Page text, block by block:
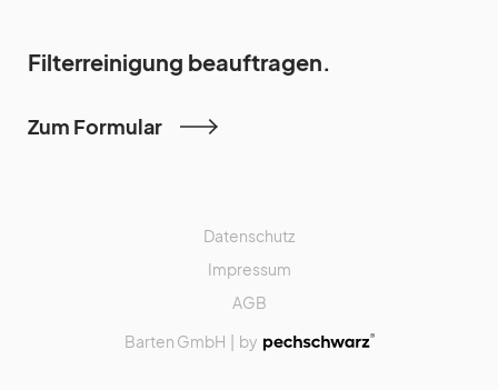
Filterreinigung beauftragen.
Zum Formular
Datenschutz
Impressum
AGB
Barten GmbH | by